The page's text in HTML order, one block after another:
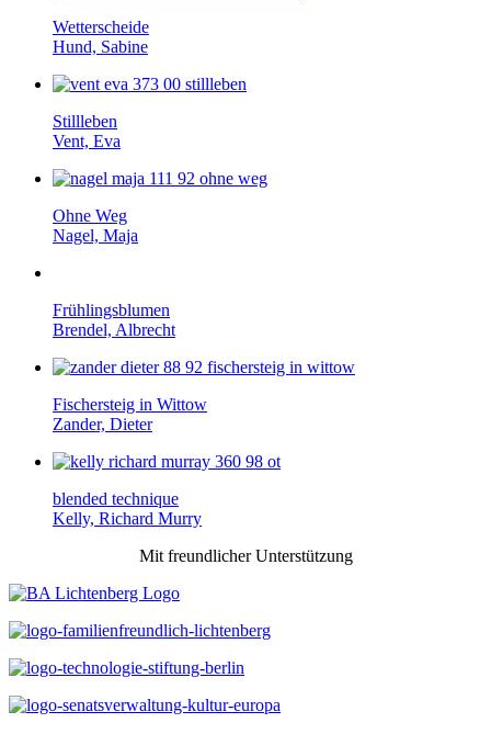
Wetterscheide
Hund, Sabine
Stillleben
Vent, Eva
Ohne Weg
Nagel, Maja
Frühlings­blumen
Brendel, Albrecht
Fischersteig in Wittow
Zander, Dieter
blended technique
Kelly, Richard Murry
Mit freundlicher Unterstützung